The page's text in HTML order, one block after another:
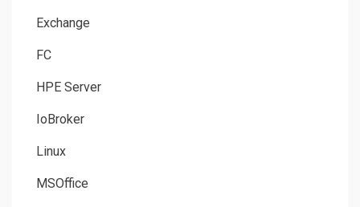
Exchange
FC
HPE Server
IoBroker
Linux
MSOffice